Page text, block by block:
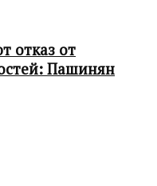
отказ от
Пашинян